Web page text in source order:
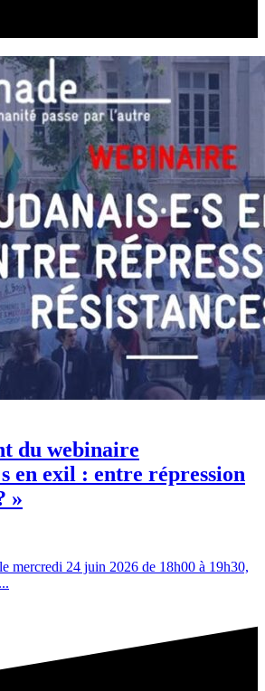
du webinaire
en exil : entre répression
»
mercredi 24 juin 2026 de 18h00 à 19h30,